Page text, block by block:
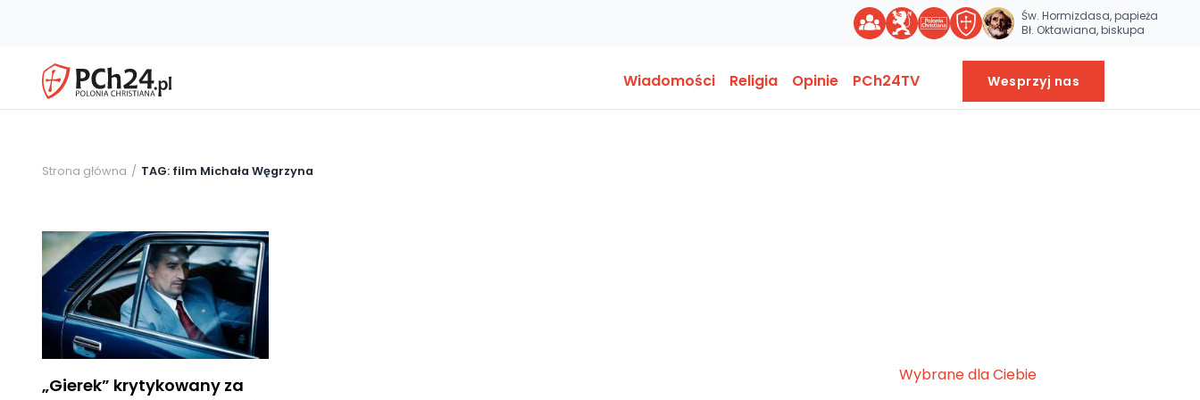
Św. Hormizdasa, papieża
Bł. Oktawiana, biskupa
Wiadomości Religia Opinie PCh24TV Wesprzyj nas
Strona główna TAG: film Michała Węgrzyna
„Gierek” krytykowany za
Wybrane dla Ciebie